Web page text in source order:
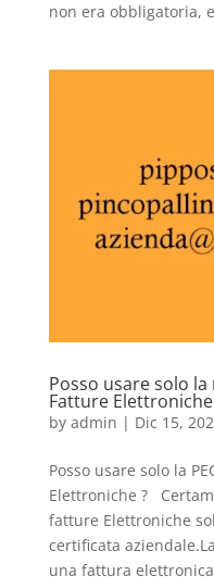
non era obbligatoria,
Posso usare solo la
Fatture Elettroniche
by admin | Dic 15,
Posso usare solo la
Elettroniche ?
fatture Elettroniche
certificata
una fattura